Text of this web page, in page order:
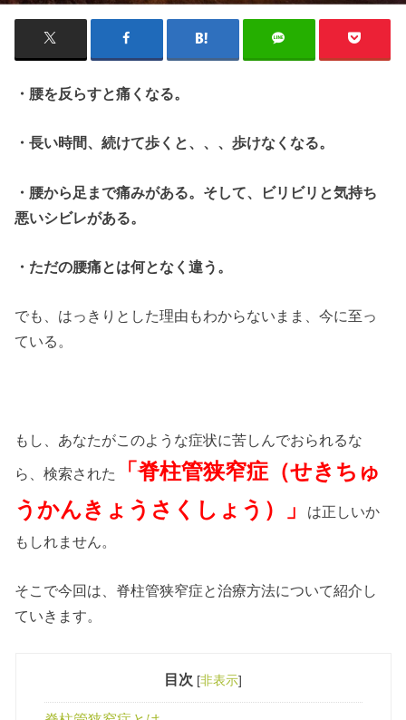
・腰を反らすと痛くなる。
・長い時間、続けて歩くと、、、歩けなくなる。
・腰から足まで痛みがある。そして、ビリビリと気持ち
悪いシビレがある。
・ただの腰痛とは何となく違う。
でも、はっきりとした理由もわからないまま、今に至っ
ている。
もし、あなたがこのような症状に苦しんでおられるな
ら、検索された
「脊柱管狭窄症（せきちゅ
うかんきょうさくしょう）」
は正しいか
もしれません。
そこで今回は、脊柱管狭窄症と治療方法について紹介し
ていきます。
目次 [非表示]